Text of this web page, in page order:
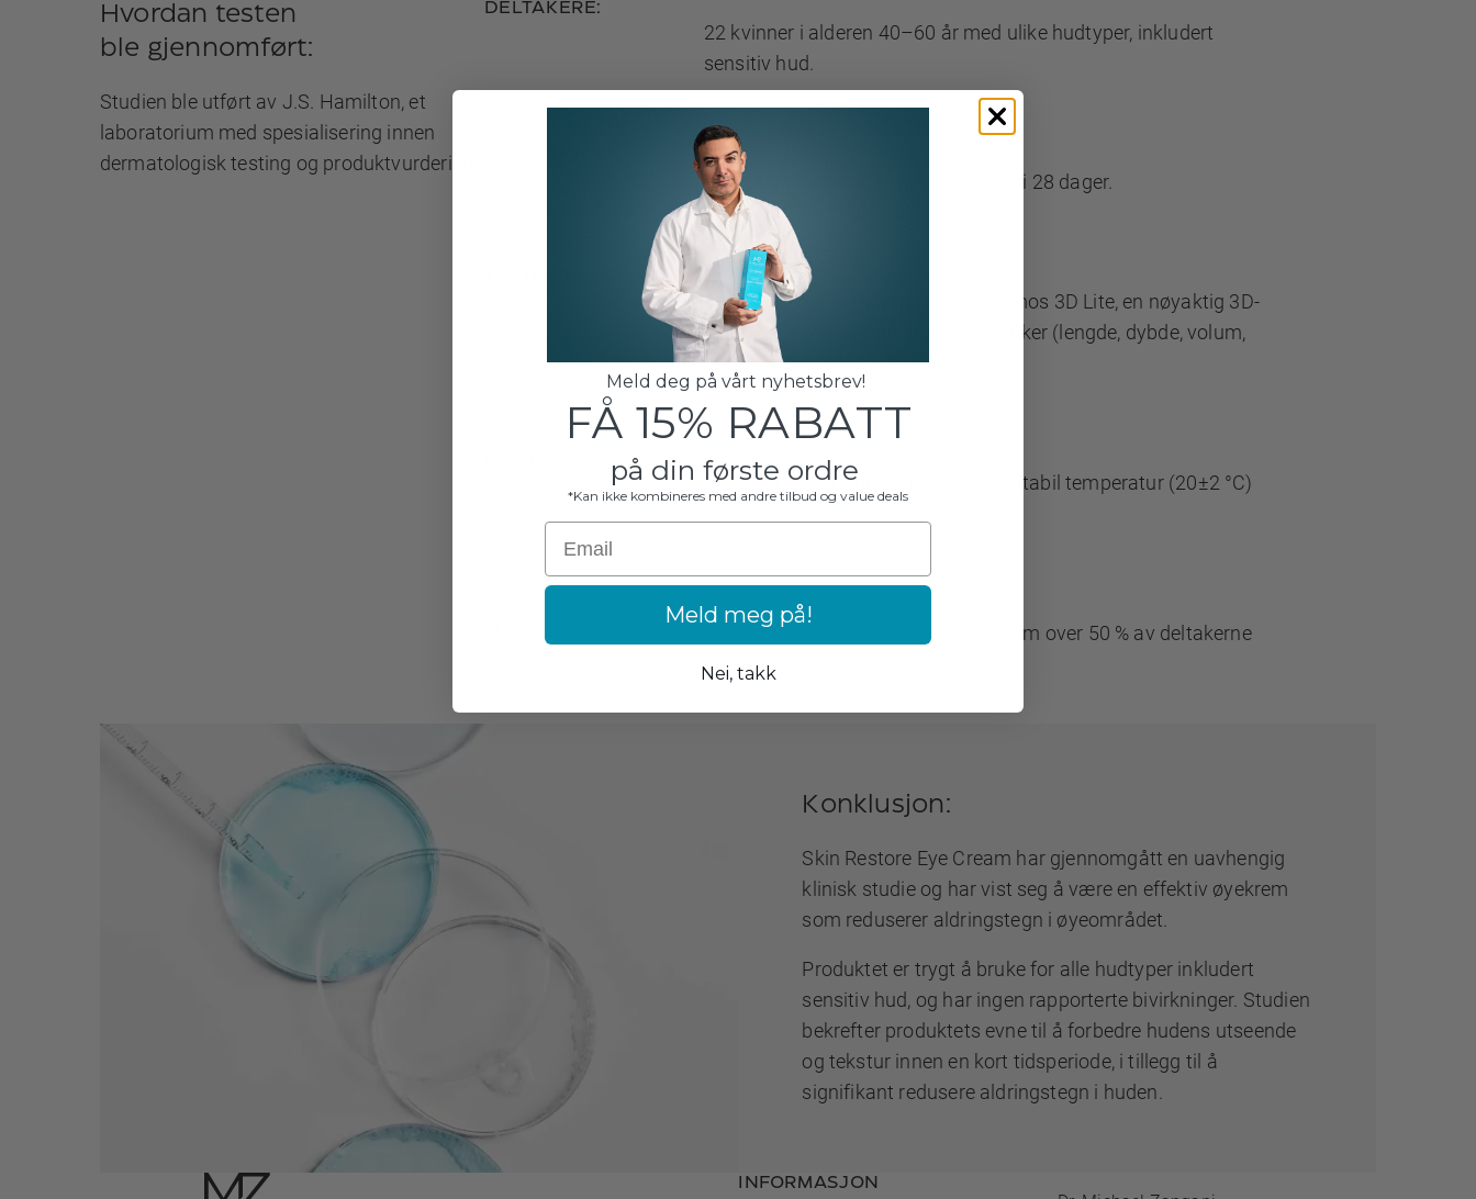
Hvordan testen
ble gjennomført:
Studien ble utført av J.S. Hamilton, et
laboratorium med spesialisering innen
dermatologisk testing og produktvurdering.
DELTAKERE:
22 kvinner i alderen 40–60 år med ulike hudtyper, inkludert
sensitiv hud.
Produktet ble brukt to ganger daglig i 28 dager.
Avanserte målinger ved hjelp av Primos 3D Lite, en nøyaktig 3D-
teknologi utviklet for å analysere rynker (lengde, dybde, volum,
antall og område).
KONTROLLERT MILJØ:
Studien ble gjennomført i rom med stabil temperatur (20±2 °C)
Produktets effekt ble bekreftet dersom over 50 % av deltakerne
opplevde målbare forbedringer.
Konklusjon:
Skin Restore Eye Cream har gjennomgått en uavhengig
klinisk studie og har vist seg å være en effektiv øyekrem
som reduserer aldringstegn i øyeområdet.
Produktet er trygt å bruke for alle hudtyper inkludert
sensitiv hud, og har ingen rapporterte bivirkninger. Studien
bekrefter produktets evne til å forbedre hudens utseende
og tekstur innen en kort tidsperiode, i tillegg til å
signifikant redusere aldringstegn i huden.
INFORMASJON
Meld deg på vårt nyhetsbrev!
FÅ 15% RABATT
på din første ordre
*Kan ikke kombineres med andre tilbud og value deals
Email
Meld meg på!
Nei, takk